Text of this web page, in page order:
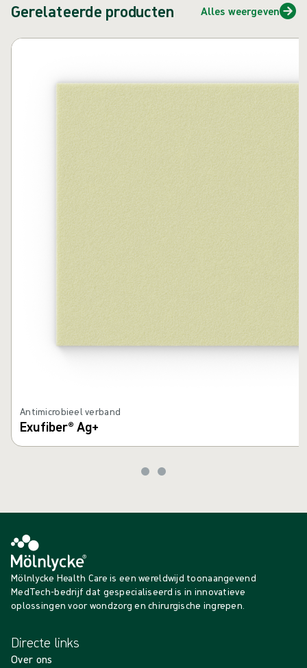
Gerelateerde producten Alles weergeven
Antimicrobieel verband
Exufiber® Ag+
Mölnlycke Health Care is een wereldwijd toonaangevend
MedTech-bedrijf dat gespecialiseerd is in innovatieve
oplossingen voor wondzorg en chirurgische ingrepen.
Directe links
Over ons